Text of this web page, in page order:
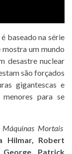
baseado na série
mostra um mundo
desastre nuclear
são forçados
gigantescas e
para se
Máquinas Mortais
Hilmar, Robert
George, Patrick